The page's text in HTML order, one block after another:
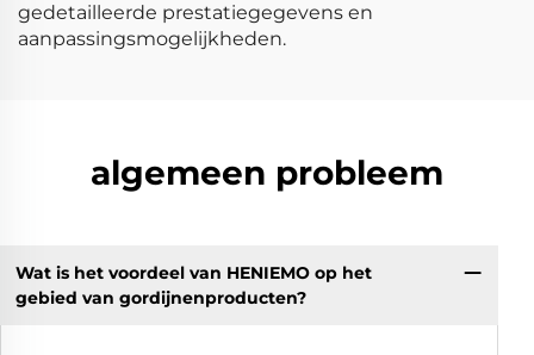
gedetailleerde prestatiegegevens en
aanpassingsmogelijkheden.
algemeen probleem
Wat is het voordeel van HENIEMO op het
gebied van gordijnenproducten?